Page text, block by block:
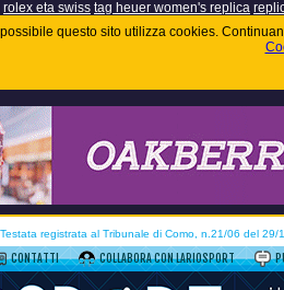
rolex eta swiss tag heuer women's replica
questo sito utilizza cookies.
registrata al Tribunale di Como, n.21/06 del 29/
CONTATTI COLLABORA CON LARIOSPORT